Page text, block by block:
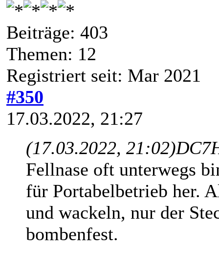
Beiträge: 403
Themen: 12
Registriert seit: Mar 2021
#350
17.03.2022, 21:27
(17.03.2022, 21:02)
Fellnase oft unterwegs
für Portabelbetrieb her.
und wackeln, nur der
bombenfest.